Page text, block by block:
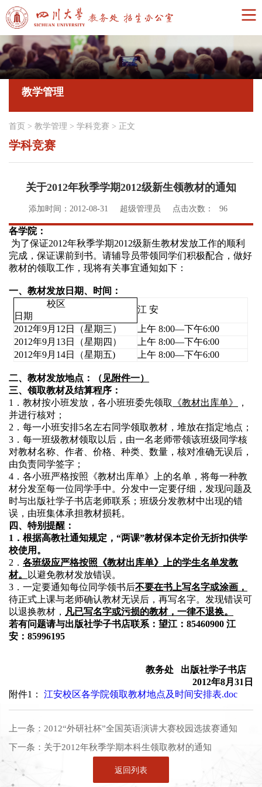
教学管理
首页 > 教学管理 > 学科竞赛 > 正文
学科竞赛
关于2012年秋季学期2012级新生领教材的通知
添加时间：2012-08-31 超级管理员 点击次数： 96
各学院：
为了保证2012年秋季学期2012级新生教材发放工作的顺利
完成，保证课前到书。请辅导员带领同学们积极配合，做好
教材的领取工作，现将有关事宜通知如下：
一、教材发放日期、时间：
校区
日期
江 安
2012年9月12日（星期三）
上午 8:00—下午6:00
2012年9月13日（星期四）
上午 8:00—下午6:00
2012年9月14日（星期五) 上午 8:00—下午6:00
二、教材发放地点：（ 见附件一）
三、领取教材及结算程序：
1 ．教材按小班发放，各小班班委先领取 《教材出库单》
，
并进行核对；
2 ．每一小班安排5名左右同学领取教材，堆放在指定地点；
3 ．每一班级教材领取以后，由一名老师带领该班级同学核
对教材名称、作者、价格、种类、数量，核对准确无误后，
由负责同学签字；
4 ．各小班严格按照《教材出库单》上的名单，将每一种教
材分发至每一位同学手中。分发中一定要仔细，发现问题及
时与出版社学子书店老师联系；班级分发教材中出现的错
误，由班集体承担教材损耗。
四、特别提醒：
1 ．根据高教社通知规定，“两课”教材保本定价无折扣供学
校使用。
2 ． 各班级应严格按照《教材出库单》上的学生名单发教
材。
以避免教材发放错误。
3 ．一定要通知每位同学领书后不要在书上写名字或涂画，
待正式上课与老师确认教材无误后，再写名字。发现错误可
以退换教材， 凡已写名字或污损的教材，一律不退换。
若有问题请与出版社学子书店联系：望江：85460900 江
安：85996195
教务处 出版社学子书店
2012年8月31日
附件1：
江安校区各学院领取教材地点及时间安排表.doc
上一条： 2012“外研社杯”全国英语演讲大赛校园选拔赛通知
下一条： 关于2012年秋季学期本科生领取教材的通知
返回列表